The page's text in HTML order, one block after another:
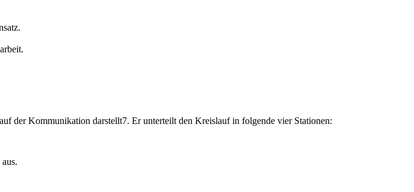
der Kommunikation darstellt7. Er unterteilt den Kreislauf in folgende vier Stationen: